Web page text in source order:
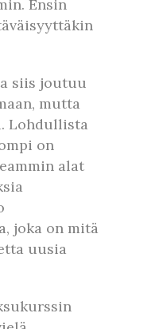
Ensin
siis joutuu
mutta
Lohdullista
on
alat
joka on mitä
uusia